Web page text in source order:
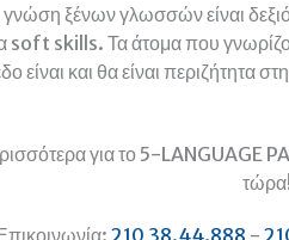
Μαθήματα
με e-learning
ξένων γλωσσών είναι
soft skills. Τα άτομα που
είναι και θα είναι περιζήτητα
για το 5-LANGUAGE